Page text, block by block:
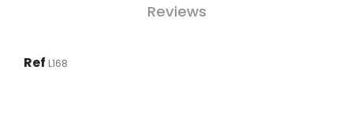
Reviews
Ref L168